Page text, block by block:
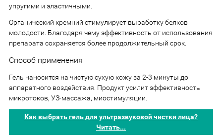
упругими и эластичными.
Органический кремний стимулирует выработку белков
молодости. Благодаря чему эффективность от использования
препарата сохраняется более продолжительный срок.
Способ применения
Гель наносится на чистую сухую кожу за 2-3 минуты до
аппаратного воздействия. Продукт усилит эффективность
микротоков, УЗ-массажа, миостимуляции.
Как выбрать гель для ультразвуковой чистки лица?
Читать...